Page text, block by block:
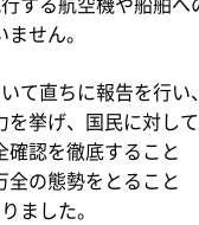
せん。
て直ちに報告を行い、
挙げ、国民に対し
認を徹底すること
の態勢をとること
ました。